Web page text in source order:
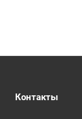
Контакты